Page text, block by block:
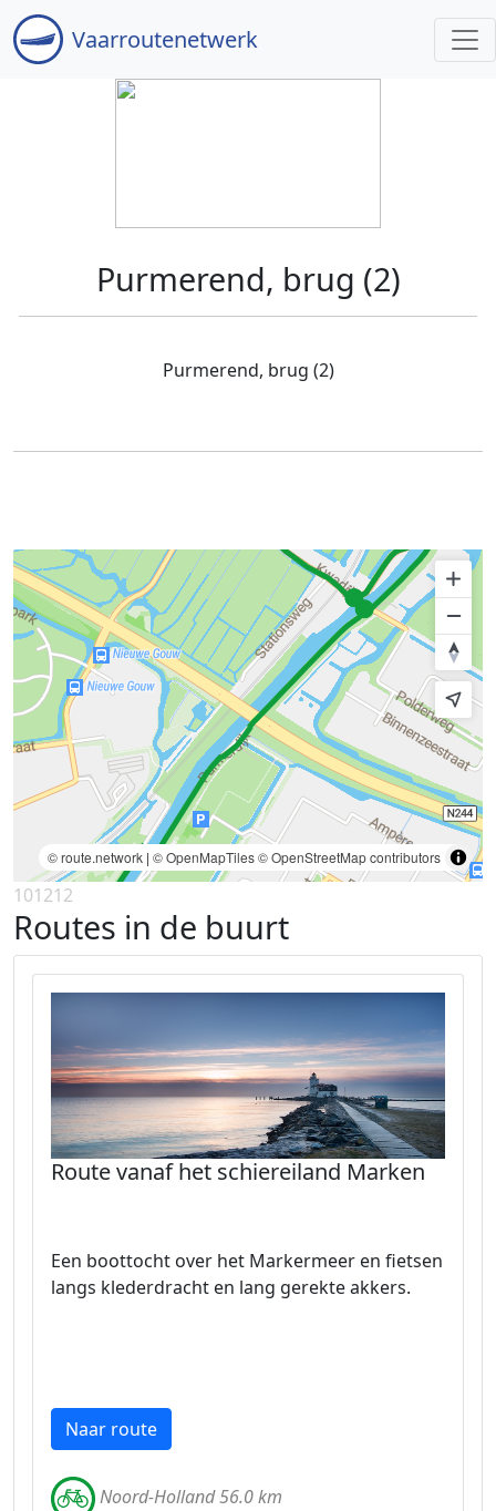
Vaarroutenetwerk
Purmerend, brug (2)
Purmerend, brug (2)
© route.network | © OpenMapTiles© OpenStreetMap contributors
101212
Routes in de buurt
Route vanaf het schiereiland Marken
Een boottocht over het Markermeer en fietsen
langs klederdracht en lang gerekte akkers.
Naar route
Noord-Holland 56.0 km